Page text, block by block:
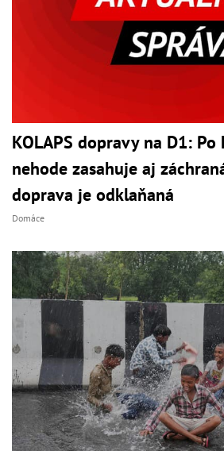
KOLAPS dopravy na D1:
nehode zasahuje aj
doprava je odklaňaná
Domáce